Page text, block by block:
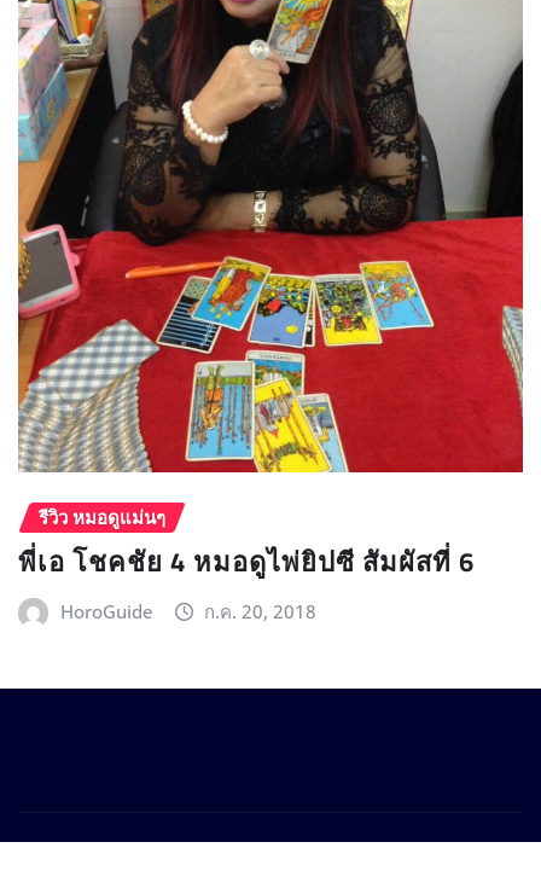
รีวิว หมอดูแม่นๆ
พี่เอ โชคชัย 4 หมอดูไพ่ยิปซี สัมผัสที่ 6
HoroGuide ก.ค. 20, 2018